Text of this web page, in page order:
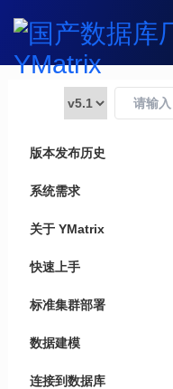
版本发布历史
系统需求
关于 YMatrix
快速上手
标准集群部署
数据建模
连接到数据库